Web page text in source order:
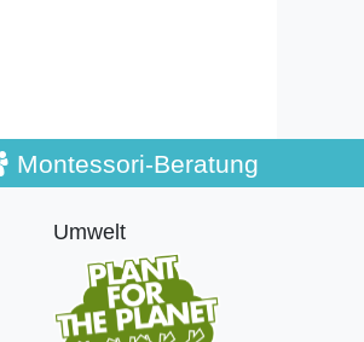
Montessori-Beratung
Umwelt